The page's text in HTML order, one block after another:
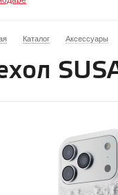
Каталог Аксессуары